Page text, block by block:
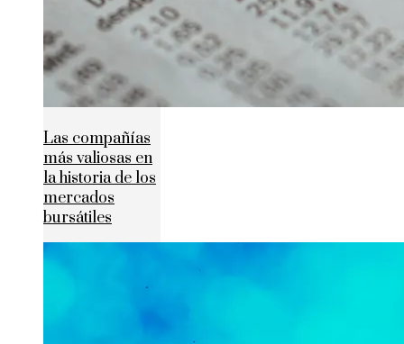
Las compañías
más valiosas en
la historia de los
mercados
bursátiles